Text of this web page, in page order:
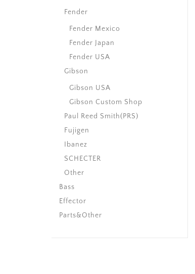
Fender
Fender Mexico
Fender Japan
Fender USA
Gibson
Gibson USA
Gibson Custom Shop
Paul Reed Smith(PRS)
Fujigen
Ibanez
SCHECTER
Other
Bass
Effector
Parts&Other